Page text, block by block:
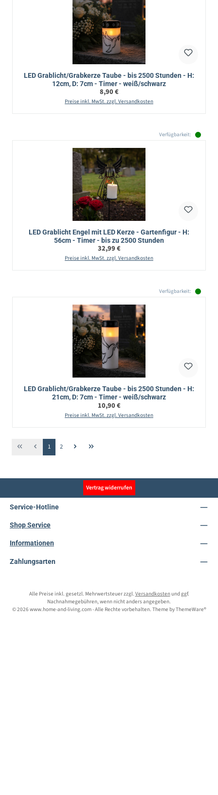
LED Grablicht/Grabkerze Taube - bis 2500 Stunden - H:
12cm, D: 7cm - Timer - weiß/schwarz
Regulärer Preis:
8,90 €
Preise inkl. MwSt. zzgl. Versandkosten
Verfügbarkeit:
LED Grablicht Engel mit LED Kerze - Gartenfigur - H:
56cm - Timer - bis zu 2500 Stunden
Regulärer Preis:
32,99 €
Preise inkl. MwSt. zzgl. Versandkosten
Verfügbarkeit:
LED Grablicht/Grabkerze Taube - bis 2500 Stunden - H:
21cm, D: 7cm - Timer - weiß/schwarz
Regulärer Preis:
10,90 €
Preise inkl. MwSt. zzgl. Versandkosten
Seite
1 Seite
2
Vertrag widerrufen
Service-Hotline
Shop Service
Informationen
Zahlungsarten
Alle Preise inkl. gesetzl. Mehrwertsteuer zzgl. Versandkostenund ggf.
Nachnahmegebühren, wenn nicht anders angegeben.
© 2026 www.home-and-living.com - Alle Rechte vorbehalten. Theme byThemeWare®